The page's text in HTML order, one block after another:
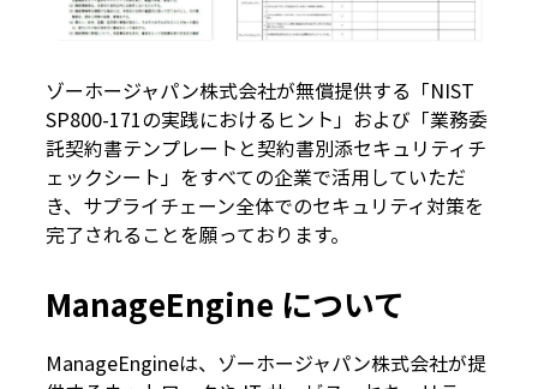
ゾーホージャパン株式会社が無償提供する「NIST
SP800-171の実践におけるヒント」および「業務委
託契約書テンプレートと契約書別添セキュリティチ
ェックシート」をすべての企業で活用していただ
き、サプライチェーン全体でのセキュリティ対策を
完了されることを願っております。
ManageEngine について
ManageEngineは、ゾーホージャパン株式会社が提